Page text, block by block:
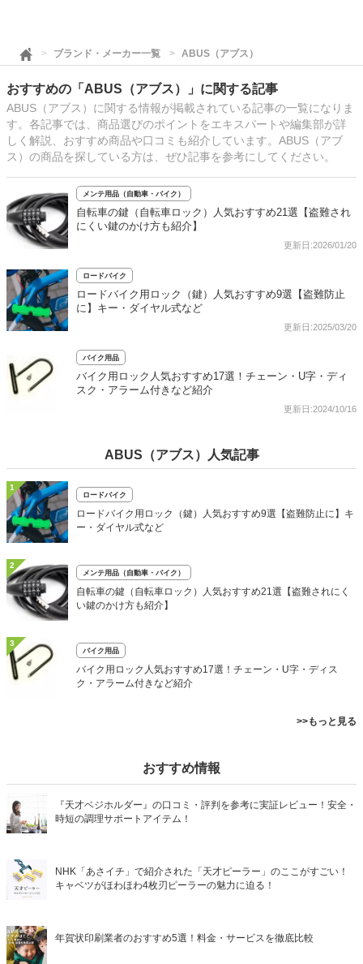
ブランド・メーカー一覧 ABUS（アブス）
おすすめの「ABUS（アブス）」に関する記事
ABUS（アブス）に関する情報が掲載されている記事の一覧になりま
す。各記事では、商品選びのポイントをエキスパートや編集部が詳
しく解説、おすすめ商品や口コミも紹介しています。ABUS（アブ
ス）の商品を探している方は、ぜひ記事を参考にしてください。
メンテ用品（自動車・バイク）
自転車の鍵（自転車ロック）人気おすすめ21選【盗難され
にくい鍵のかけ方も紹介】
更新日:2026/01/20
ロードバイク
ロードバイク用ロック（鍵）人気おすすめ9選【盗難防止
に】キー・ダイヤル式など
更新日:2025/03/20
バイク用品
バイク用ロック人気おすすめ17選！チェーン・U字・ディ
スク・アラーム付きなど紹介
更新日:2024/10/16
ABUS（アブス）人気記事
1
ロードバイク
ロードバイク用ロック（鍵）人気おすすめ9選【盗難防止に】キ
ー・ダイヤル式など
2
メンテ用品（自動車・バイク）
自転車の鍵（自転車ロック）人気おすすめ21選【盗難されにく
い鍵のかけ方も紹介】
3
バイク用品
バイク用ロック人気おすすめ17選！チェーン・U字・ディス
ク・アラーム付きなど紹介
>>もっと見る
おすすめ情報
『天才ベジホルダー』の口コミ・評判を参考に実証レビュー！安全・
時短の調理サポートアイテム！
NHK「あさイチ」で紹介された「天才ピーラー」のここがすごい！
キャベツがほわほわ4枚刃ピーラーの魅力に迫る！
年賀状印刷業者のおすすめ5選！料金・サービスを徹底比較